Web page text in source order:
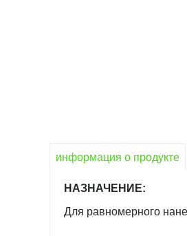
информация о продукте
НАЗНАЧЕНИЕ:
Для равномерного